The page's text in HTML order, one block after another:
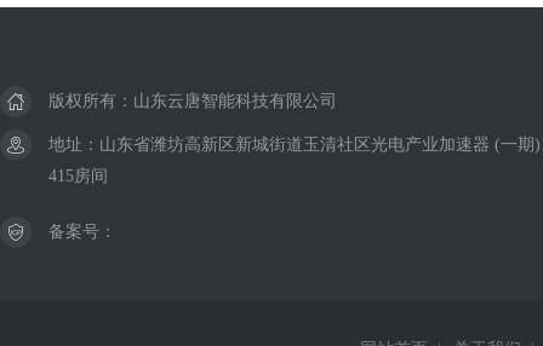
版权所有：山东云唐智能科技有限公司
地址：山东省潍坊高新区新城街道玉清社区光电产业加速器 (一期
415房间
备案号：